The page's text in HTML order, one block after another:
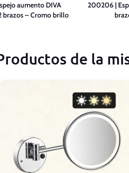
aumento DIVA
brazos – Cromo brillo
200206 |
de la